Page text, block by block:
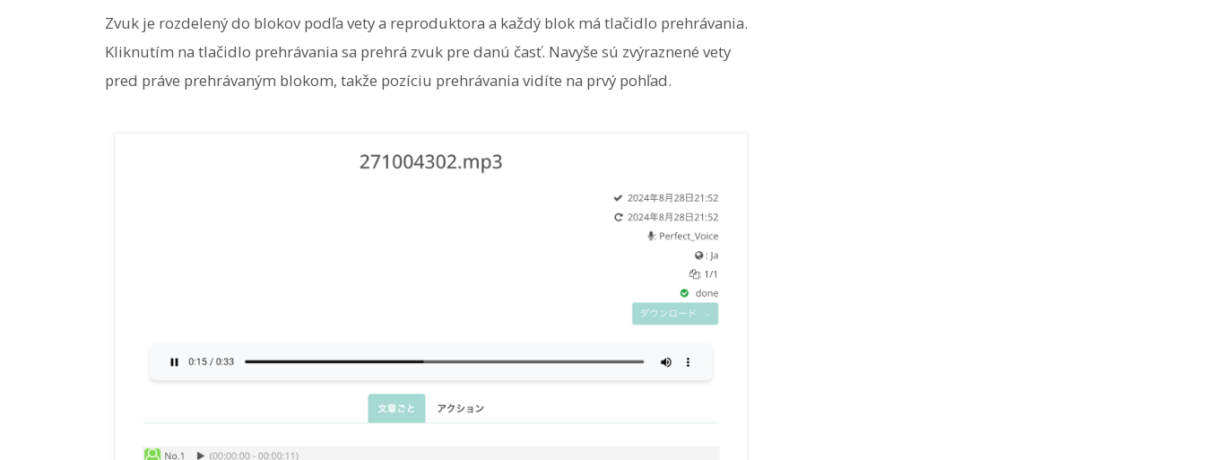
Zvuk je rozdelený do blokov podľa vety a reproduktora a každý blok má tlačidlo prehrávania.
Kliknutím na tlačidlo prehrávania sa prehrá zvuk pre danú časť. Navyše sú zvýraznené vety
pred práve prehrávaným blokom, takže pozíciu prehrávania vidíte na prvý pohľad.